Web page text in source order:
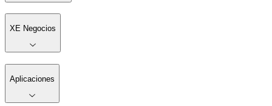
XE Negocios
Aplicaciones